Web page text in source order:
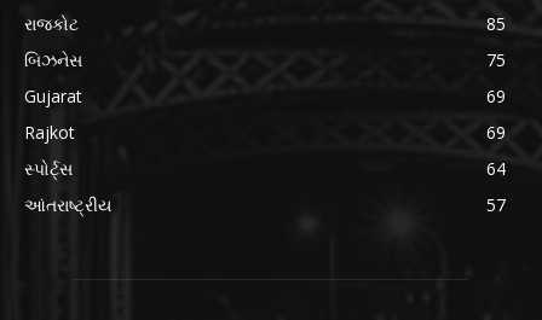
રાજકોટ
85
બિઝનેસ
75
Gujarat
69
Rajkot
69
સ્પોર્ટ્સ
64
આંતરાષ્ટ્રીય
57